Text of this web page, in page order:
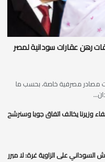
رهن عقارات سودانية لمصر
مصادر مصرفية خاصة، بحسب ما
وزيرنا يخالف اتفاق جوبا وسنرشح
على الزاوية غرة: لا مبرر